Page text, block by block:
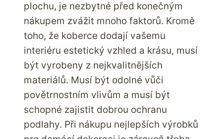
plochu, je nezbytné před konečným
nákupem zvážit mnoho faktorů. Kromě
toho, že koberce dodají vašemu
interiéru estetický vzhled a krásu, musí
být vyrobeny z nejkvalitnějších
materiálů. Musí být odolné vůči
povětrnostním vlivům a musí být
schopné zajistit dobrou ochranu
podlahy. Při nákupu nejlepších výrobků